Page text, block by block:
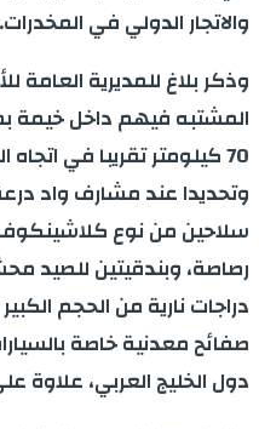
والاتجار الدولي في المخدرات.
وذكر بلاغ للمديرية العامة
المشتبه فيهم داخل خيمة
70 كيلومتر تقريبا في
وتحديدا عند مشارف واد
رصاصة، وبندقيتين للصيد
دراجات نارية من الحجم
صفائح معدنية خاصة
دول الخليج العربي، علاوة